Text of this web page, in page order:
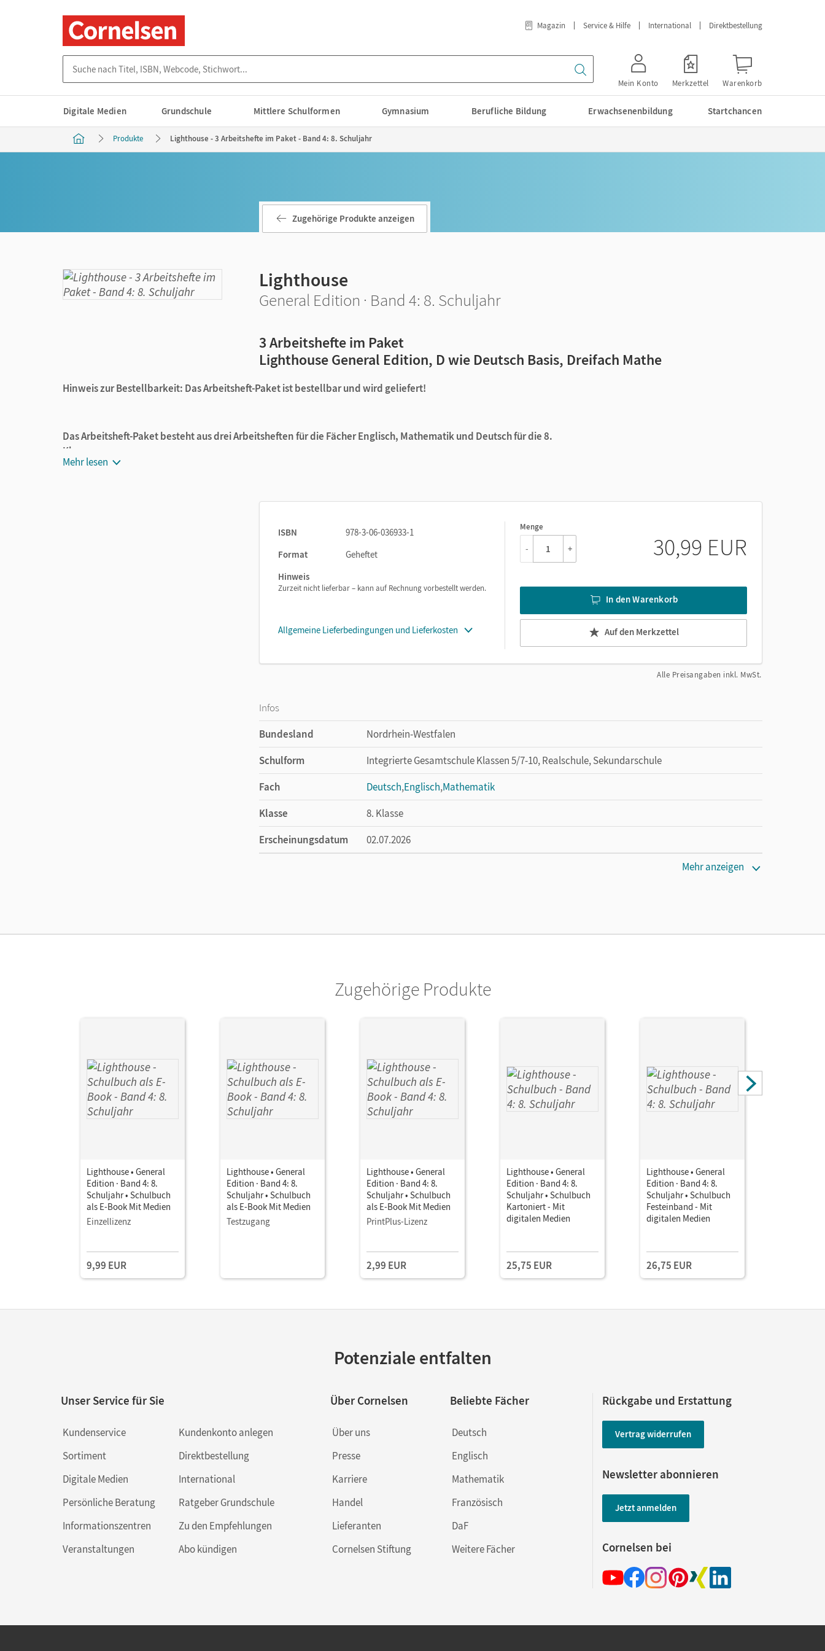
Magazin Service & Hilfe International Direktbestellung
Mein Konto Merkzettel Warenkorb
Digitale Medien Grundschule Mittlere Schulformen Gymnasium Berufliche Bildung Erwachsenenbildung Startchancen
Produkte Lighthouse - 3 Arbeitshefte im Paket - Band 4: 8. Schuljahr
Zugehörige Produkte anzeigen
Lighthouse
General Edition · Band 4: 8. Schuljahr
3 Arbeitshefte im Paket
Lighthouse General Edition, D wie Deutsch Basis, Dreifach Mathe
Hinweis zur Bestellbarkeit: Das Arbeitsheft-Paket ist bestellbar und wird geliefert!
Das Arbeitsheft-Paket besteht aus drei Arbeitsheften für die Fächer Englisch, Mathematik und Deutsch für die 8.
Klasse:
Mehr lesen
ISBN
978-3-06-036933-1
Format
Geheftet
Hinweis
Zurzeit nicht lieferbar – kann auf Rechnung vorbestellt werden.
Allgemeine Lieferbedingungen und Lieferkosten
Menge
1
- + 30,99 EUR
In den Warenkorb
Auf den Merkzettel
Alle Preisangaben inkl. MwSt.
Infos
Bundesland
Nordrhein-Westfalen
Schulform
Integrierte Gesamtschule Klassen 5/7-10, Realschule, Sekundarschule
Fach
Deutsch,Englisch,Mathematik
Klasse
8. Klasse
Erscheinungsdatum
02.07.2026
Mehr anzeigen
Zugehörige Produkte
Lighthouse • General
Edition · Band 4: 8.
Schuljahr • Schulbuch
als E-Book Mit Medien
Einzellizenz
9,99 EUR
Lighthouse • General
Edition · Band 4: 8.
Schuljahr • Schulbuch
als E-Book Mit Medien
Testzugang
Lighthouse • General
Edition · Band 4: 8.
Schuljahr • Schulbuch
als E-Book Mit Medien
PrintPlus-Lizenz
2,99 EUR
Lighthouse • General
Edition · Band 4: 8.
Schuljahr • Schulbuch
Kartoniert - Mit
digitalen Medien
25,75 EUR
Lighthouse • General
Edition · Band 4: 8.
Schuljahr • Schulbuch
Festeinband - Mit
digitalen Medien
26,75 EUR
Potenziale entfalten
Unser Service für Sie
Kundenservice
Sortiment
Digitale Medien
Persönliche Beratung
Informationszentren
Veranstaltungen
Kundenkonto anlegen
Direktbestellung
International
Ratgeber Grundschule
Zu den Empfehlungen
Abo kündigen
Über Cornelsen
Über uns
Presse
Karriere
Handel
Lieferanten
Cornelsen Stiftung
Beliebte Fächer
Deutsch
Englisch
Mathematik
Französisch
DaF
Weitere Fächer
Rückgabe und Erstattung
Vertrag widerrufen
Newsletter abonnieren
Jetzt anmelden
Cornelsen bei